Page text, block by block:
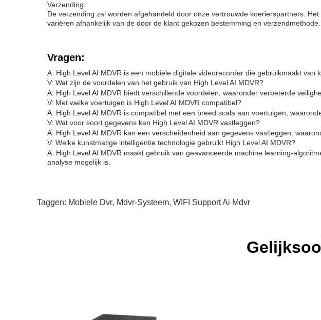
Verzending:
De verzending zal worden afgehandeld door onze vertrouwde koerierspartners.
variëren afhankelijk van de door de klant gekozen bestemming en verzendmethode.
Vragen:
A: High Level AI MDVR is een mobiele digitale videorecorder die gebruikmaakt
V: Wat zijn de voordelen van het gebruik van High Level AI MDVR?
A: High Level AI MDVR biedt verschillende voordelen, waaronder verbeterde
V: Met welke voertuigen is High Level AI MDVR compatibel?
A: High Level AI MDVR is compatibel met een breed scala aan voertuigen,
V: Wat voor soort gegevens kan High Level AI MDVR vastleggen?
A: High Level AI MDVR kan een verscheidenheid aan gegevens vastleggen,
V: Welke kunstmatige intelligentie technologie gebruikt High Level AI MDVR?
A: High Level AI MDVR maakt gebruik van geavanceerde machine learning-
analyse mogelijk is.
Taggen: Mobiele Dvr, Mdvr-Systeem, WIFI Support Ai Mdvr